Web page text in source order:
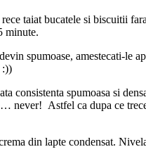
taiat bucatele si biscuitii
minute.
spumoase, amestecati-le
:))
consistenta spumoasa si
never! Astfel ca dupa ce
din lapte condensat.